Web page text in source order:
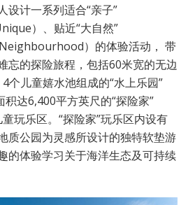
设计一系列适合“亲子”
）、贴近“大自然”
Neighbourhood）的体验活动， 带
忘的探险旅程，包括60米宽的无边
个儿童嬉水池组成的“水上乐园”
达6,400平方英尺的“探险家”
玩乐区。“探险家”玩乐区内设有
质公园为灵感所设计的独特软垫游
的体验学习关于海洋生态及可持续